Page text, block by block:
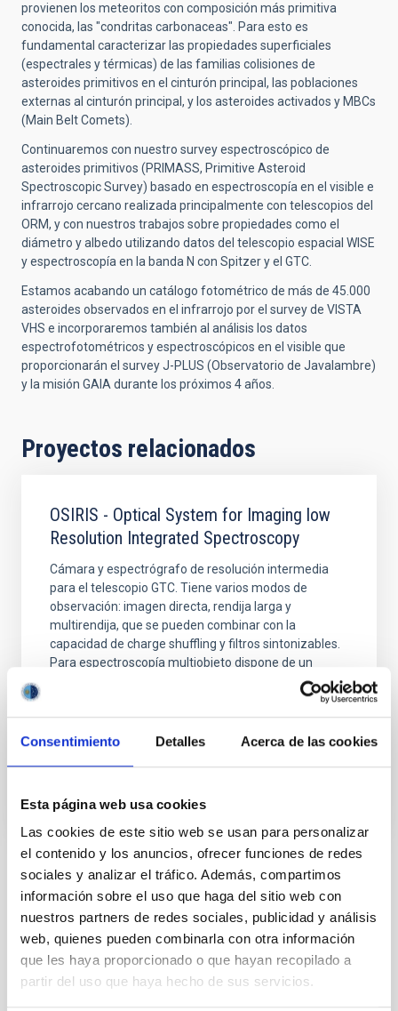
Consentimiento Detalles Acerca de las cookies
Esta página web usa cookies
Las cookies de este sitio web se usan para personalizar
el contenido y los anuncios, ofrecer funciones de redes
sociales y analizar el tráfico. Además, compartimos
información sobre el uso que haga del sitio web con
nuestros partners de redes sociales, publicidad y análisis
web, quienes pueden combinarla con otra información
que les haya proporcionado o que hayan recopilado a
partir del uso que haya hecho de sus servicios.
provienen los meteoritos con composición más primitiva
conocida, las "condritas carbonaceas". Para esto es
fundamental caracterizar las propiedades superficiales
(espectrales y térmicas) de las familias colisiones de
asteroides primitivos en el cinturón principal, las poblaciones
externas al cinturón principal, y los asteroides activados y MBCs
(Main Belt Comets).
Continuaremos con nuestro survey espectroscópico de
asteroides primitivos (PRIMASS, Primitive Asteroid
Spectroscopic Survey) basado en espectroscopía en el visible e
infrarrojo cercano realizada principalmente con telescopios del
ORM, y con nuestros trabajos sobre propiedades como el
diámetro y albedo utilizando datos del telescopio espacial WISE
y espectroscopía en la banda N con Spitzer y el GTC.
Estamos acabando un catálogo fotométrico de más de 45.000
asteroides observados en el infrarrojo por el survey de VISTA
VHS e incorporaremos también al análisis los datos
espectrofotométricos y espectroscópicos en el visible que
proporcionarán el survey J-PLUS (Observatorio de Javalambre)
y la misión GAIA durante los próximos 4 años.
Proyectos relacionados
OSIRIS - Optical System for Imaging low
Resolution Integrated Spectroscopy
Cámara y espectrógrafo de resolución intermedia
para el telescopio GTC. Tiene varios modos de
observación: imagen directa, rendija larga y
multirendija, que se pueden combinar con la
capacidad de charge shuffling y filtros sintonizables.
Para espectroscopía multiobjeto dispone de un
Jorge Cepa Nogue
En ejecución
Instalaciones relacionadas